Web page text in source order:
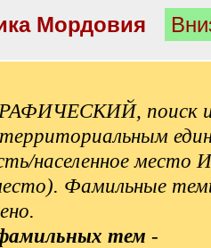
Мордовия
поиск
населенное
Фамильные
тем -